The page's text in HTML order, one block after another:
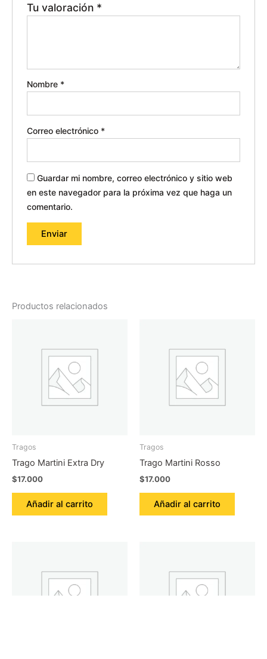
Tu valoración *
Nombre *
Correo electrónico *
Guardar mi nombre, correo electrónico y sitio web
en este navegador para la próxima vez que haga un
comentario.
Productos relacionados
Tragos
Trago Martini Extra Dry
$17.000
Añadir al carrito
Tragos
Trago Martini Rosso
$17.000
Añadir al carrito